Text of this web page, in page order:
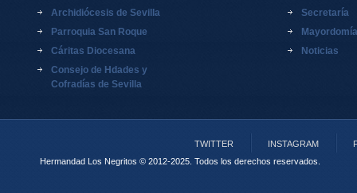
Archidiócesis de Sevilla
Parroquia San Roque
Cáritas Diocesana
Consejo de Hdades y
Cofradías de Sevilla
Secretaría
Mayordomía
Noticias
TWITTER INSTAGRAM
Hermandad Los Negritos © 2012-2025. Todos los derechos reservados.